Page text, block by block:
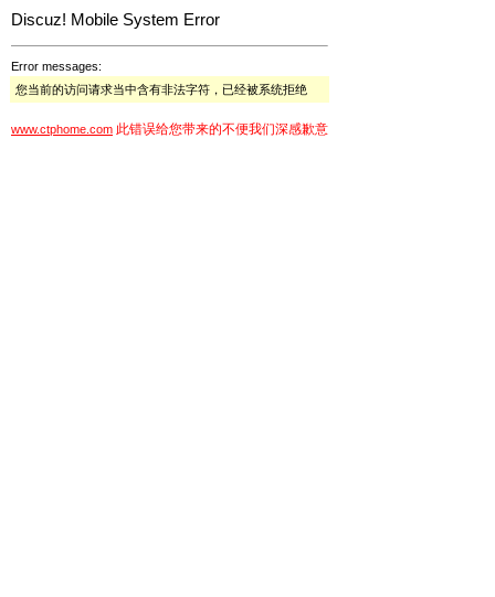
Discuz! Mobile System Error
Error messages:
您当前的访问请求当中含有非法字符，已经被系统拒绝
www.ctphome.com 此错误给您带来的不便我们深感歉意